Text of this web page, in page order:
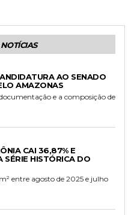
AO SENADO
AMAZONAS
e a composição de
CAI 36,87% E
SÉRIE HISTÓRICA DO
entre agosto de 2025 e julho